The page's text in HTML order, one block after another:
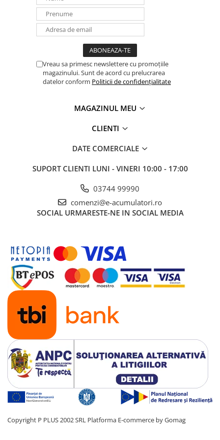
acoperisuri si posibilitatea de a opera in mai multe regimuri il fac
ideal pentru o varietate larga de aplicatii rezidentiale.
Vreau sa primesc newslettere cu promoțiile
magazinului. Sunt de acord cu prelucrarea
datelor conform Politicii de confidențialitate
MAGAZINUL MEU
CLIENTI
DATE COMERCIALE
SUPORT CLIENTI LUNI - VINERI 10:00 - 17:00
03744 99990
comenzi@e-acumulatori.ro
SOCIAL URMARESTE-NE IN SOCIAL MEDIA
Copyright P PLUS 2002 SRL Platforma E-commerce by Gomag